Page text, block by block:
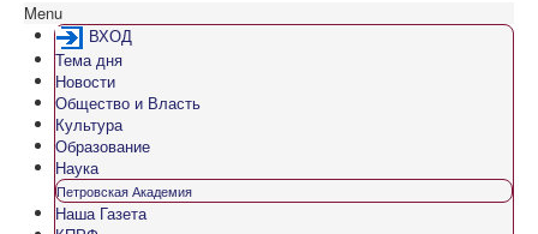
Menu
ВХОД
Тема дня
Новости
Общество и Власть
Культура
Образование
Наука
Петровская Академия
Наша Газета